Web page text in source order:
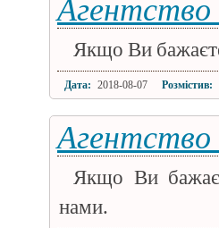
Агентство
Якщо Ви
Дата: 2018-08-07 Розмістив:
Агентство
Якщо Ви
нами.